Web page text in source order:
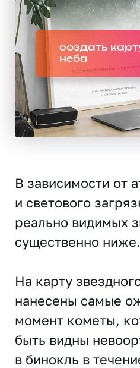
создать
неба
В зависимости от
и светового
реально видимых
существенно ниже.
На карту
нанесены самые
момент кометы,
быть видны
в бинокль в